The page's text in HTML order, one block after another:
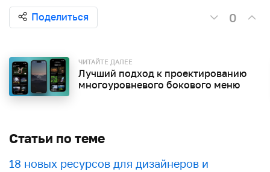
Поделиться 0
ЧИТАЙТЕ ДАЛЕЕ
Лучший подход к проектированию
многоуровневого бокового меню
Статьи по теме
18 новых ресурсов для дизайнеров и